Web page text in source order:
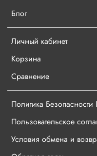
Блог
Личный кабинет
Корзина
Сравнение
Политика
Пользовательское
Условия обмена и